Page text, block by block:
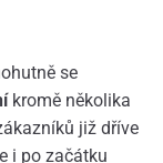
se
kromě několika
již dříve
i po začátku